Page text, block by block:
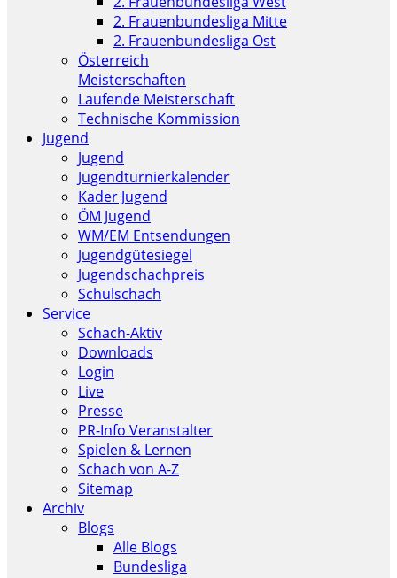
2. Frauenbundesliga Mitte
2. Frauenbundesliga Ost
Österreich
Meisterschaften
Laufende Meisterschaft
Technische Kommission
Jugend
Jugend
Jugendturnierkalender
Kader Jugend
ÖM Jugend
WM/EM Entsendungen
Jugendgütesiegel
Jugendschachpreis
Schulschach
Service
Schach-Aktiv
Downloads
Login
Live
Presse
PR-Info Veranstalter
Spielen & Lernen
Schach von A-Z
Sitemap
Archiv
Blogs
Alle Blogs
Bundesliga